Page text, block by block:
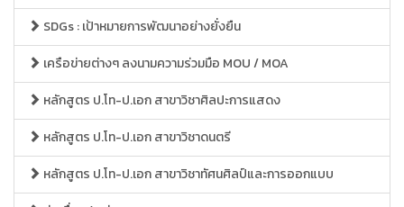
SDGs : เป้าหมายการพัฒนาอย่างยั่งยืน
เครือข่ายต่างๆ ลงนามความร่วมมือ MOU / MOA
หลักสูตร ป.โท-ป.เอก สาขาวิชาศิลปะการแสดง
หลักสูตร ป.โท-ป.เอก สาขาวิชาดนตรี
หลักสูตร ป.โท-ป.เอก สาขาวิชาทัศนศิลป์และการออกแบบ